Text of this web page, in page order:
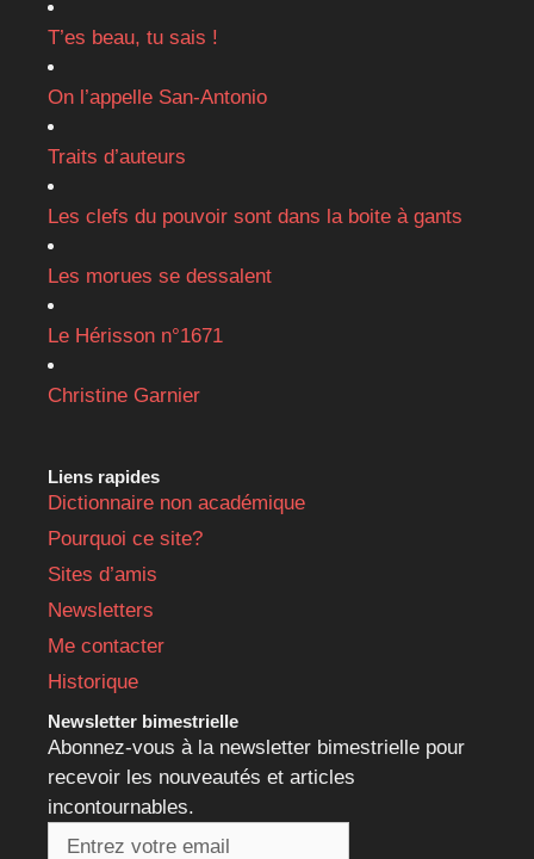
T’es beau, tu sais !
On l’appelle San-Antonio
Traits d’auteurs
Les clefs du pouvoir sont dans la boite à gants
Les morues se dessalent
Le Hérisson n°1671
Christine Garnier
Liens rapides
Dictionnaire non académique
Pourquoi ce site?
Sites d’amis
Newsletters
Me contacter
Historique
Newsletter bimestrielle
Abonnez-vous à la newsletter bimestrielle pour
recevoir les nouveautés et articles
incontournables.